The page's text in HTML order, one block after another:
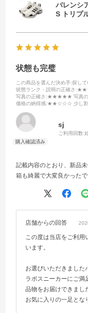
バレンシ
S トリプ
状態も完璧
この商品を選んだ決め手:探し
状態ランク・説明の正確さ
写真の正確さ :★★★★★ 写真の通
価格の納得感:★★☆☆☆ 少し割
sj
ご利用回数:
記載内容のとおり、新品
箱も綺麗で大変良かったで
店舗からの回答
この度は当店をご利用
います。
お選びいただきました
ラボスニーカーにご満
品物をお届けできまし
お気に入りの一足とな